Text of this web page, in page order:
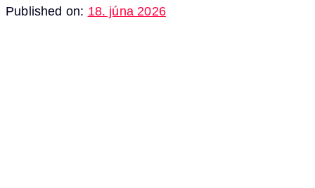
Published on: 18. júna 2026